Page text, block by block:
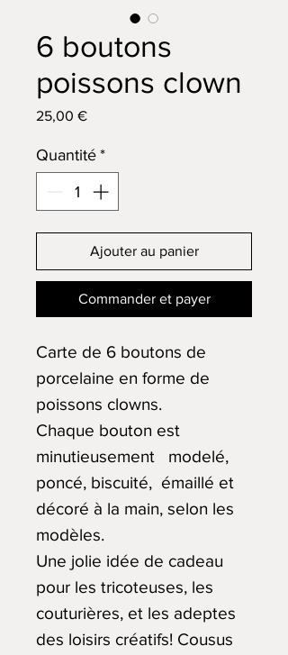
6 boutons
poissons clown
25,00 €Prix
Quantité *
Ajouter au panier
Commander et payer
Carte de 6 boutons de
porcelaine en forme de
poissons clowns.
Chaque bouton est
minutieusement modelé,
poncé, biscuité, émaillé et
décoré à la main, selon les
modèles.
Une jolie idée de cadeau
pour les tricoteuses, les
couturières, et les adeptes
des loisirs créatifs! Cousus